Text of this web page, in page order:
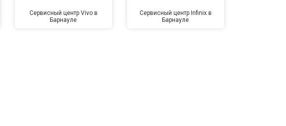
Сервисный центр Vivo в
Барнауле
Сервисный центр Infinix в
Барнауле